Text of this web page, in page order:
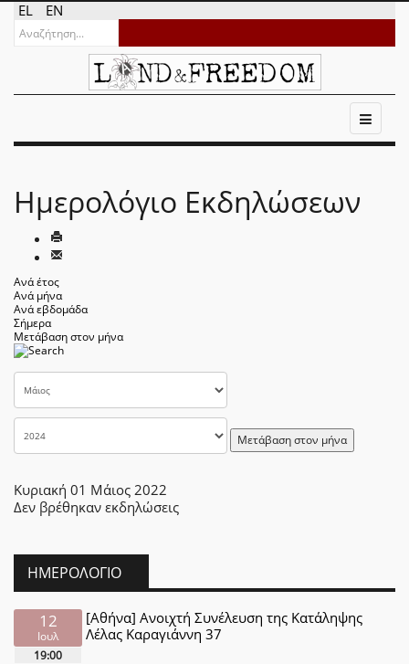
EL EN
Ημερολόγιο Εκδηλώσεων
Ανά έτος
Ανά μήνα
Ανά εβδομάδα
Σήμερα
Μετάβαση στον μήνα
Μετάβαση στον μήνα
Κυριακή 01 Μάιος 2022
Δεν βρέθηκαν εκδηλώσεις
ΗΜΕΡΟΛΌΓΙΟ
12
Ιουλ
19:00
[Αθήνα] Ανοιχτή Συνέλευση της Κατάληψης
Λέλας Καραγιάννη 37